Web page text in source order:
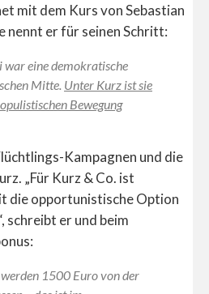
mit dem Kurs von Sebastian
nennt er für seinen Schritt:
war eine demokratische
Mitte. Unter Kurz ist sie
Bewegung
Kampagnen und die
„Für Kurz & Co. ist
die opportunistische Option
schreibt er und beim
werden 1500 Euro von der